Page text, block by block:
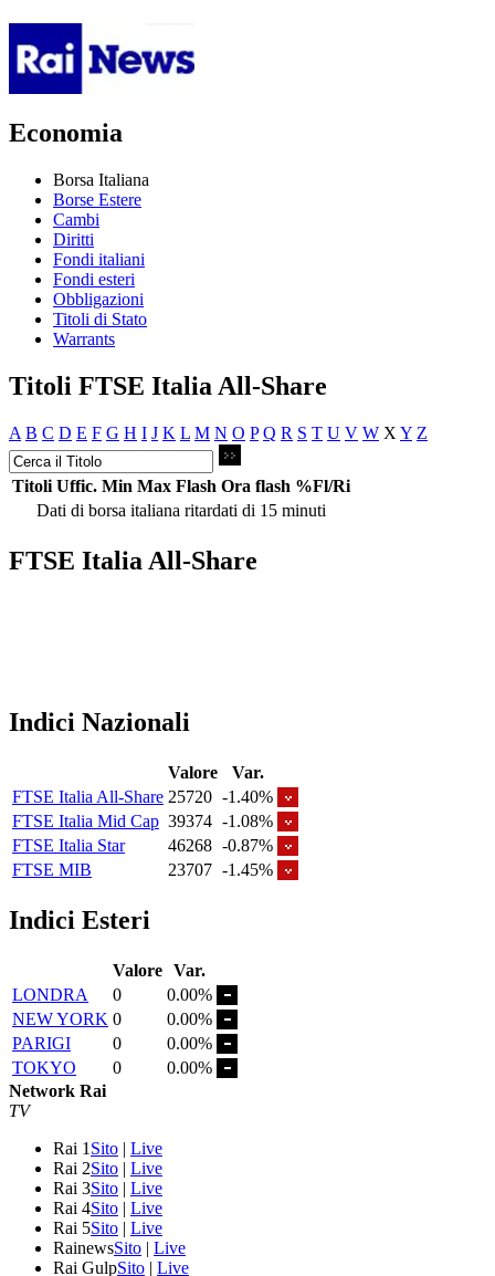
Economia
Borsa Italiana
Borse Estere
Cambi
Diritti
Fondi italiani
Fondi esteri
Obbligazioni
Titoli di Stato
Warrants
Titoli FTSE Italia All-Share
A B C D E F G H I J K L M N O P Q R S T U V W X Y Z
Titoli Uffic. Min Max Flash Ora flash %Fl/Ri
Dati di borsa italiana ritardati di 15 minuti
FTSE Italia All-Share
Indici Nazionali
Valore
Var.
FTSE Italia All-Share 25720 -1.40%
FTSE Italia Mid Cap 39374 -1.08%
FTSE Italia Star
46268 -0.87%
FTSE MIB
23707 -1.45%
Indici Esteri
Valore Var.
LONDRA
0
0.00%
NEW YORK 0
0.00%
PARIGI
0
0.00%
TOKYO
0
0.00%
Network Rai
TV
Rai 1 Sito | Live
Rai 2Sito | Live
Rai 3Sito | Live
Rai 4Sito | Live
Rai 5Sito | Live
RainewsSito | Live
Rai GulpSito | Live